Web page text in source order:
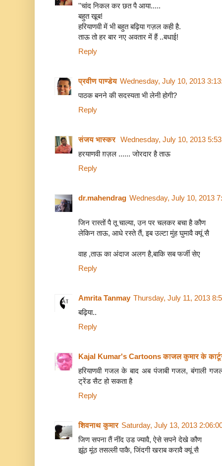
''चांद निकल कर छत पै आया.....
बहुत खूब!
हरियाणवी में भी बहुत बढ़िया गज़ल कही है.
ताऊ तो हर बार नए अवतार में हैं ..बधाई!
Reply
प्रवीण पाण्डेय Wednesday, July 10, 2013
पाठक बनने की सदस्यता भी लेनी होगी?
Reply
संजय भास्‍कर Wednesday, July 10, 2013
हरयाणवी ग़ज़ल ...... जोरदार है ताऊ
Reply
dr.mahendrag Wednesday, July 10, 2013
जिन रास्तों पै तू चाल्या, उन पर चलकर बचा है कौण
लेकिन ताऊ, आधे रस्ते तैं, इब उल्टा मुंह घुमावै क्यूं सै
वाह ,ताऊ का अंदाज अलग है,बाकि सब फर्जी सेए
Reply
Amrita Tanmay Thursday, July 11, 2013
बढ़िया..
Reply
Kajal Kumar's Cartoons काजल कुमार के
हरियाणवी गजल के बाद अब पंजाबी गजल, बंगाली
ट्रेंड सैट हो सकता है
Reply
शिवनाथ कुमार Saturday, July 13, 2013
जिण सपना तैं नींद उड ज्यावै, ऐसे सपने देखे कौण
झूंठ मूंठ तसल्ली पाकै, जिंदगी खराब करावै क्यूं सै